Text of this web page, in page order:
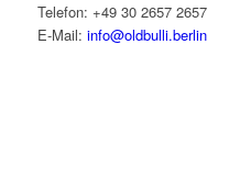
Telefon: +49 30 2657 2657
E-Mail: info@oldbulli.berlin